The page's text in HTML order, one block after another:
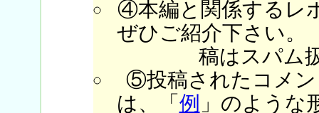
④本編と関係するレ
ぜひご紹介下さい。
稿はスパム
⑤投稿されたコメン
は、「 例 」のような